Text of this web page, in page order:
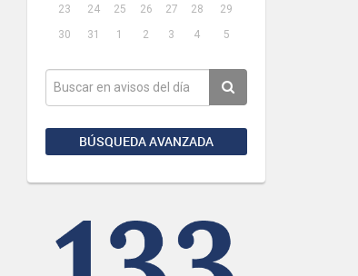
23
24 25 26 27 28
29
30
31 1 2 3 4 5
BÚSQUEDA AVANZADA